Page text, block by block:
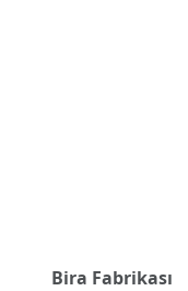
Bira Fabrikası